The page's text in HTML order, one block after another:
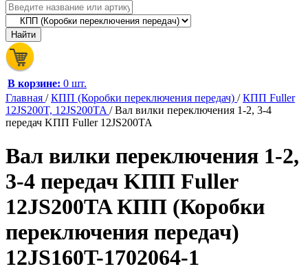
В корзине: 0 шт.
Главная /КПП (Коробки переключения передач) /КПП Fuller
12JS200T, 12JS200TA /Вал вилки переключения 1-2, 3-4
передач KПП Fuller 12JS200TA
Вал вилки переключения 1-2,
3-4 передач KПП Fuller
12JS200TA КПП (Коробки
переключения передач)
12JS160T-1702064-1